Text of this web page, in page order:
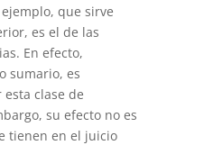
que sirve
es el de las
En efecto,
sumario, es
clase de
su efecto no es
tienen en el juicio